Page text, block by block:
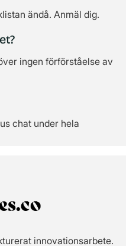
ändå. Anmäl dig.
ingen förförståelse av
chat under hela
innovationsarbete.